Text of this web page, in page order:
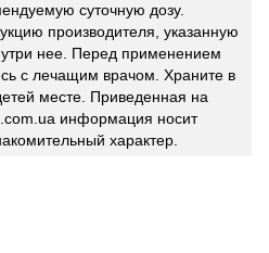
суточную дозу.
производителя, указанную
нее. Перед применением
с лечащим врачом. Храните в
месте. Приведенная на
информация носит
характер.